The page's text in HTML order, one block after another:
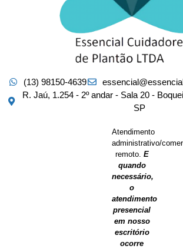
(13) 98150-4639
R. Jaú, 1.254 - 2º andar - Sala 20 -
SP
Atendimento
administrativo/
remoto. E
quando
necessário,
o
atendimento
presencial
em nosso
escritório
ocorre